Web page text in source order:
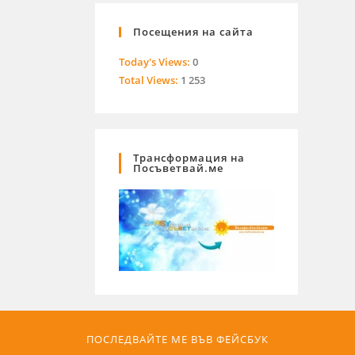
Посещения на сайта
Today's Views: 0
Total Views: 1 253
Трансформация на
Посъветвай.ме
ПОСЛЕДВАЙТЕ МЕ ВЪВ ФЕЙСБУК